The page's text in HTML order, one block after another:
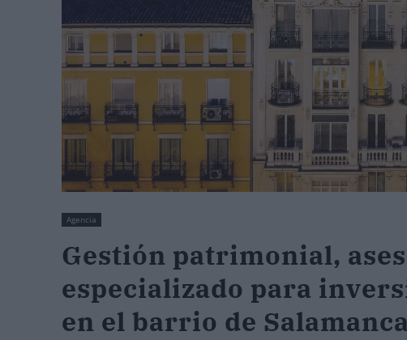
Agencia
Gestión patrimonial,
especializado para
en el barrio de